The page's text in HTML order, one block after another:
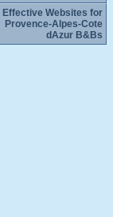
Effective Websites for
Provence-Alpes-Cote
dAzur B&Bs